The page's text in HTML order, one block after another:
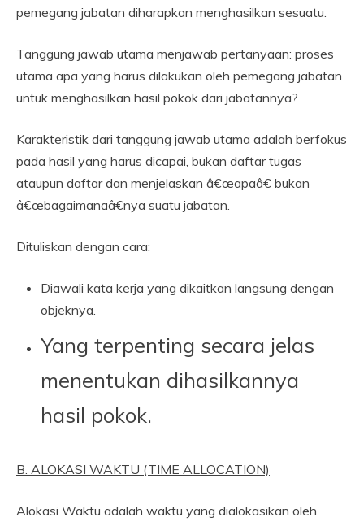
pemegang jabatan diharapkan menghasilkan sesuatu.
Tanggung jawab utama menjawab pertanyaan: proses
utama apa yang harus dilakukan oleh pemegang jabatan
untuk menghasilkan hasil pokok dari jabatannya?
Karakteristik dari tanggung jawab utama adalah berfokus
pada hasil yang harus dicapai, bukan daftar tugas
ataupun daftar dan menjelaskan â€œapaâ€ bukan
â€œbagaimanaâ€nya suatu jabatan.
Dituliskan dengan cara:
Diawali kata kerja yang dikaitkan langsung dengan
objeknya.
Yang terpenting secara jelas
menentukan dihasilkannya
hasil pokok.
B. ALOKASI WAKTU (TIME ALLOCATION)
Alokasi Waktu adalah waktu yang dialokasikan oleh